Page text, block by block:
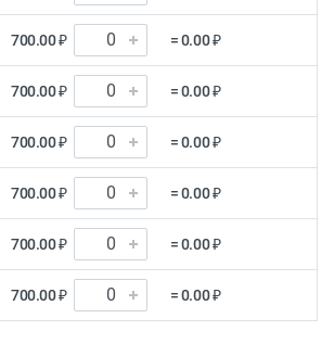
700.00 ₽ = 0.00 ₽
700.00 ₽ = 0.00 ₽
700.00 ₽ = 0.00 ₽
700.00 ₽ = 0.00 ₽
700.00 ₽ = 0.00 ₽
700.00 ₽ = 0.00 ₽